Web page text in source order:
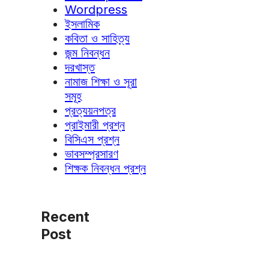
Wordpress
ইসলামিক
কবিতা ও সাহিত্য
জন্ম নিবন্ধন
দরখাস্ত
নামাজ শিক্ষা ও সূরা
সমূহ
প্রত্যয়নপত্র
প্রাইমারী প্রশ্ন
বিসিএস প্রশ্ন
ভাবসম্প্রসারণ
শিক্ষক নিবন্ধন প্রশ্ন
Recent
Post